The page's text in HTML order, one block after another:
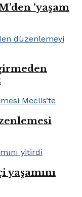
‘yaşam
yaşamını